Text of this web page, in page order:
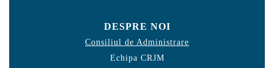
DESPRE NOI
Consiliul de Administrare
Echipa CRJM